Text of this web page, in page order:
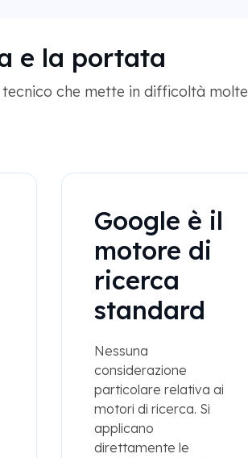
e la portata
che mette in difficoltà molte
Google è il
motore di
ricerca
standard
Nessuna
considerazione
particolare relativa ai
motori di ricerca. Si
applicano
direttamente le